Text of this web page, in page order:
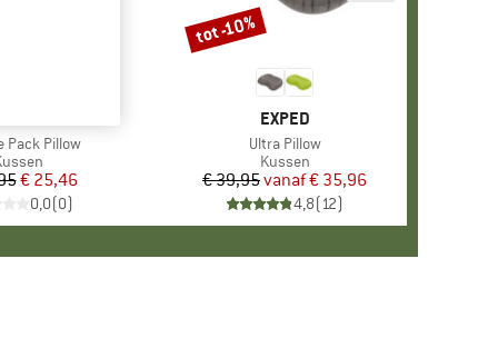
Pack Pillow
Prijs
Verlaagde prijs
€ 25,46
0,0(0)
MERK
EXPED
Artikel
Ultra Pillow
Productgroep
Kussen
Prijs
€ 39,95 Verlaagde prijs
vanaf€ 35,96
4,8(12)
Korting
tot -10%